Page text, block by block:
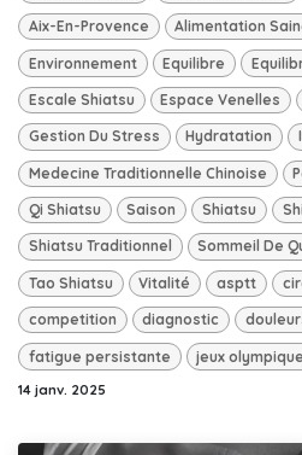
Aix-En-Provence Alimentation
Environnement Equilibre
Escale Shiatsu Espace Venelles
Gestion Du Stress Hydratation
Medecine Traditionnelle Chinoise
Qi Shiatsu Saison Shiatsu
Shiatsu Traditionnel Sommeil De
Tao Shiatsu Vitalité asptt
competition diagnostic
fatigue persistante jeux olympique
14 janv. 2025